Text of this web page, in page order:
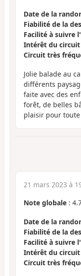
Date de la
Fiabilité de la
Facilité à suivre
Intérêt du
Circuit très
Jolie balade au
différents
faite avec des
forêt, de belles
plaisir pour
21 mars 2023 à
Note globale :
Date de la
Fiabilité de la
Facilité à suivre
Intérêt du
Circuit très